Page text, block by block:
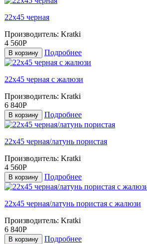
22х45 черная
Производитель: Kratki
4 560Р
В корзину Подробнее
22х45 черная с жалюзи
Производитель: Kratki
6 840Р
В корзину Подробнее
22х45 черная/латунь пористая
Производитель: Kratki
4 560Р
В корзину Подробнее
22х45 черная/латунь пористая с жалюзи
Производитель: Kratki
6 840Р
В корзину Подробнее